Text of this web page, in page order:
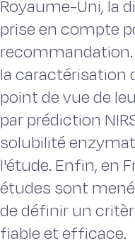
Royaume-Uni, la
prise en compte
recommandation.
la caractérisation
point de vue de
par prédiction
solubilité
l'étude. Enfin, en
études sont
de définir un
fiable et efficace.